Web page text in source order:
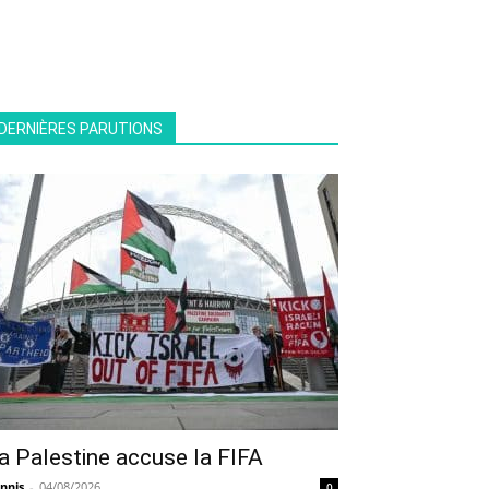
PARUTIONS
Palestine accuse la FIFA